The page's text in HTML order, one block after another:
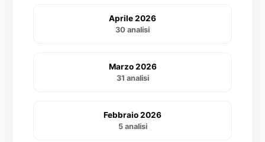
Aprile 2026
30 analisi
Marzo 2026
31 analisi
Febbraio 2026
5 analisi